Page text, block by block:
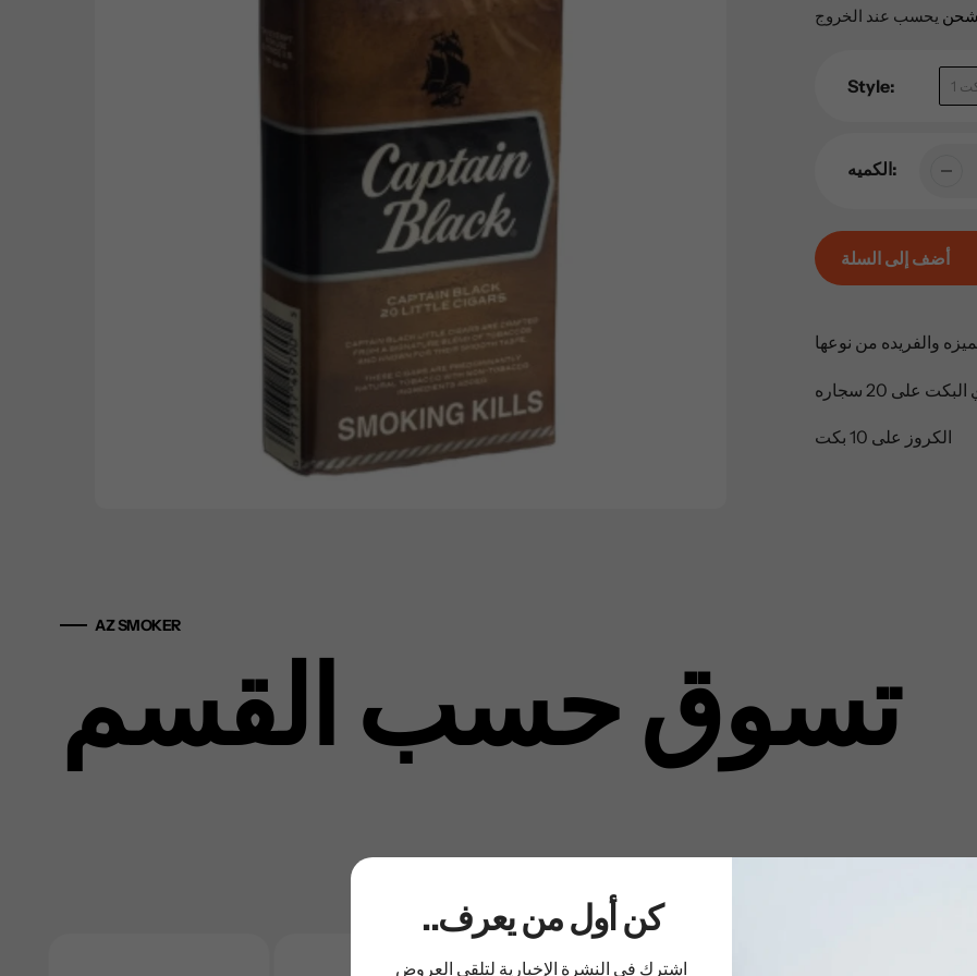
العادي
يحسب عند الخروج
Style:
الكميه:
أضف إلى السلة
المنتج
عربة
الخاصة
والفريده من نوعها
على 20 سجاره
الكروز على 10 بكت
AZ SMOKER
تسوق حسب القسم
..كن أول من يعرف
اشترك في النشرة الإخبارية لتلقي العروض